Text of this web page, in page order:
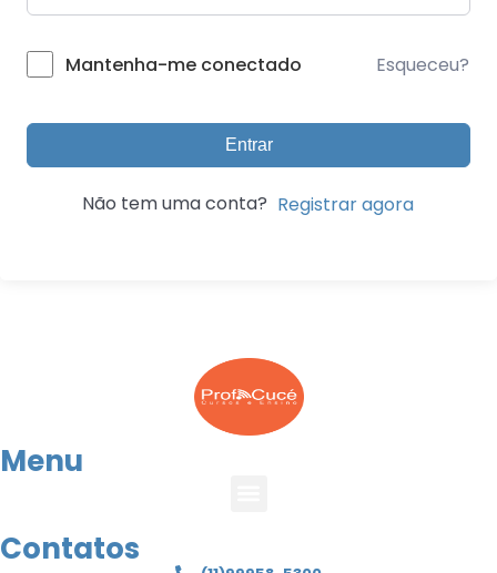
Mantenha-me conectado Esqueceu?
Entrar
Não tem uma conta? Registrar agora
Menu
Contatos